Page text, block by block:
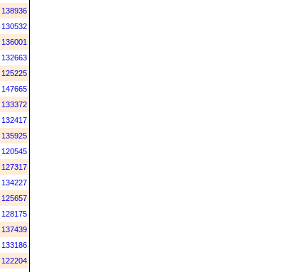
138936
130532
136001
132663
125225
147665
133372
132417
135925
120545
127317
134227
125657
128175
137439
133186
122204